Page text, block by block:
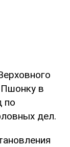
в
по
дел.